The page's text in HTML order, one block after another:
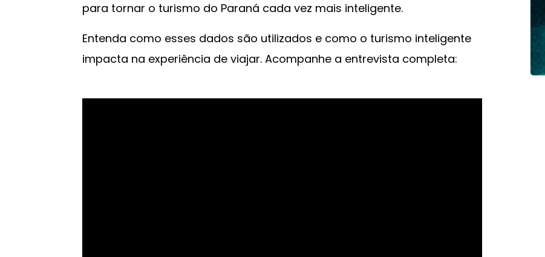
para tornar o turismo do Paraná cada vez mais inteligente.
Entenda como esses dados são utilizados e como o turismo inteligente
impacta na experiência de viajar. Acompanhe a entrevista completa: